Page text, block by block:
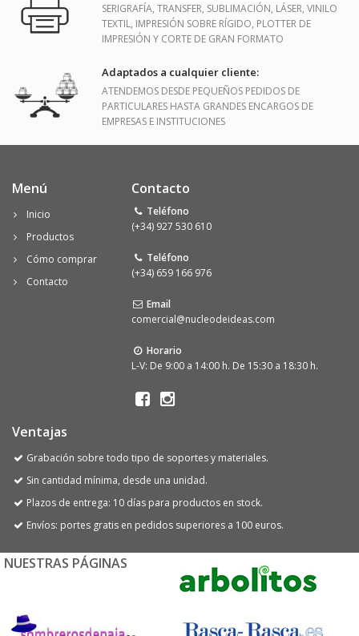
SERIGRAFÍA, TRANSFER, SUBLIMACIÓN, LÁSER, VINILO
TEXTIL, IMPRESIÓN SOBRE RÍGIDO, PLOTTER DE
IMPRESIÓN Y CORTE DE GRAN FORMATO
Adaptados a cualquier cliente:
ATENDEMOS DESDE PEQUEÑOS PEDIDOS DE
PARTICULARES HASTA GRANDES ENCARGOS DE
EMPRESAS E INSTITUCIONES
Menú
Inicio
Productos
Cómo comprar
Contacto
Contacto
Teléfono
(+34) 927 530 610
Teléfono
(+34) 659 166 976
Email
comercial@nucleodeideas.com
Horario
L-V: De 9:00 a 14:00 h. De 15:30 a 18:30 h.
Ventajas
Grabación sobre todo tipo de soportes y materiales.
Sin cantidad mínima, desde una unidad.
Plazos de entrega: 10 días para productos en stock.
Envíos: portes gratis en pedidos superiores a 100 euros.
NUESTRAS PÁGINAS